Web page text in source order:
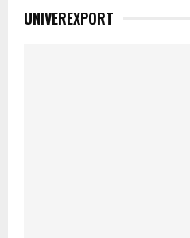
UNIVEREXPORT